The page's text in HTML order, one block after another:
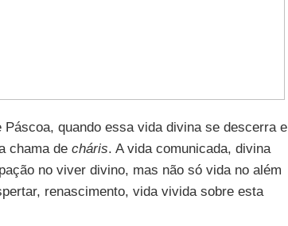
quando essa vida divina se descerra e
chama de cháris. A vida comunicada, divina
no viver divino, mas não só vida no além
renascimento, vida vivida sobre esta